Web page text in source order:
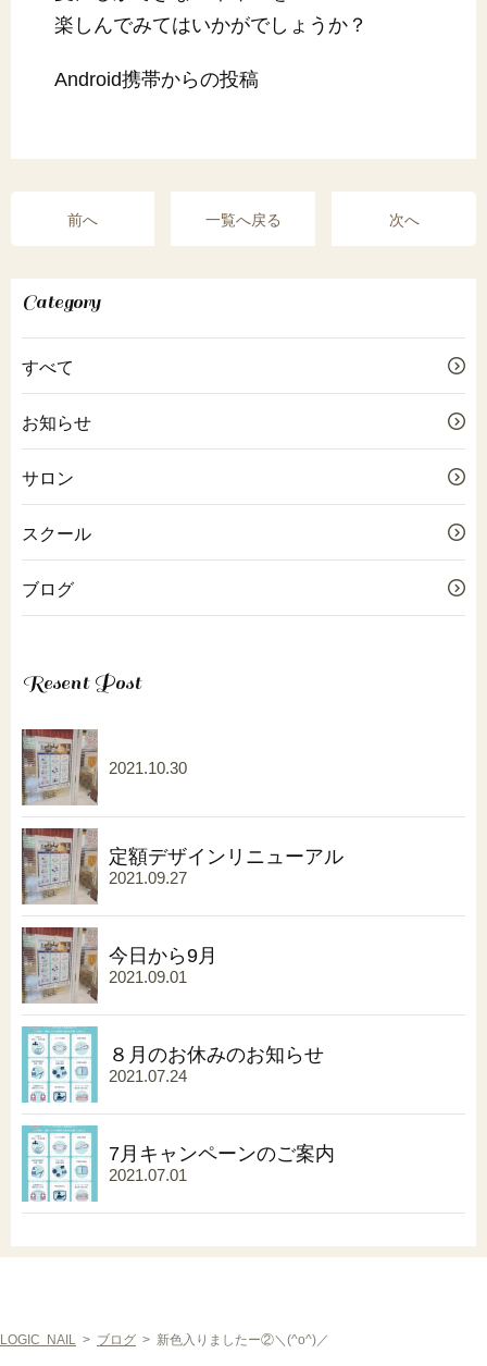
楽しんでみてはいかがでしょうか？
Android携帯からの投稿
前へ 一覧へ戻る 次へ
Category
すべて
お知らせ
サロン
スクール
ブログ
Resent Post
2021.10.30
定額デザインリニューアル
2021.09.27
今日から9月
2021.09.01
８月のお休みのお知らせ
2021.07.24
7月キャンペーンのご案内
2021.07.01
LOGIC NAIL > ブログ > 新色入りましたー②＼(^o^)／